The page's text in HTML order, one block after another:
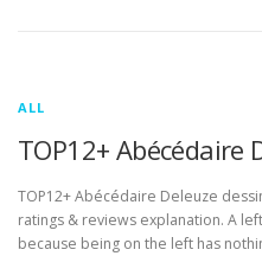
ALL
TOP12+ Abécédaire
TOP12+ Abécédaire Deleuze
ratings & reviews explanation. A
because being on the left has